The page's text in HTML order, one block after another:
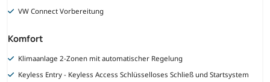
VW Connect Vorbereitung
Komfort
Klimaanlage 2-Zonen mit automatischer Regelung
Keyless Entry - Keyless Access Schlüsselloses Schließ und Startsystem